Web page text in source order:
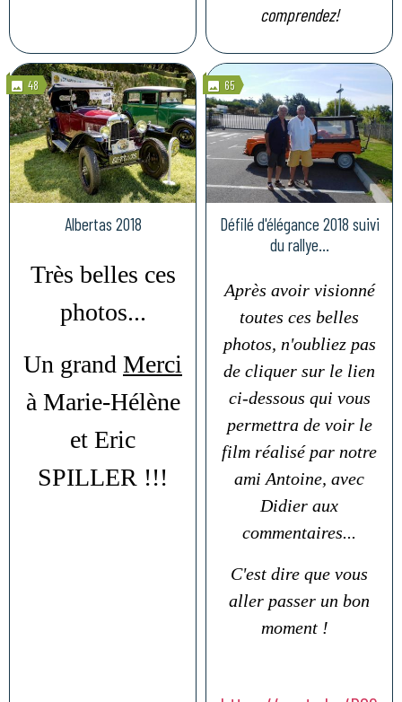
comprendez!
48
Albertas 2018
Très belles ces
photos...
Un grand Merci
à Marie-Hélène
et Eric
SPILLER !!!
65
Défilé d'élégance 2018 suivi
du rallye...
Après avoir visionné
toutes ces belles
photos, n'oubliez pas
de cliquer sur le lien
ci-dessous qui vous
permettra de voir le
film réalisé par notre
ami Antoine, avec
Didier aux
commentaires...
C'est dire que vous
aller passer un bon
moment !